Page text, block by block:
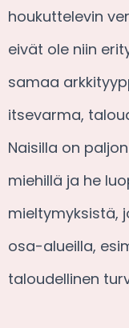
houkuttelevin
eivät ole niin
samaa
itsevarma,
Naisilla on
miehillä ja he
mieltymyksistä,
osa-alueilla,
taloudellinen